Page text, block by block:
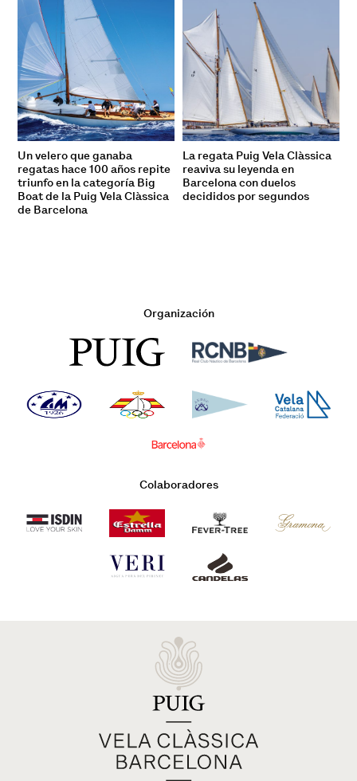
Un velero que ganaba
regatas hace 100 años repite
triunfo en la categoría Big
Boat de la Puig Vela Clàssica
de Barcelona
La regata Puig Vela Clàssica
reaviva su leyenda en
Barcelona con duelos
decididos por segundos
Organización
Colaboradores